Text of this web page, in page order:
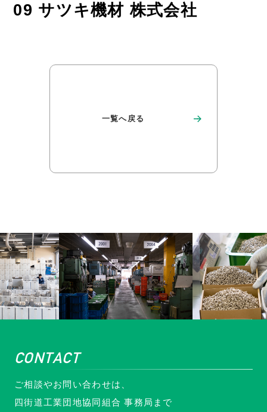
09 サツキ機材 株式会社
一覧へ戻る
CONTACT
ご相談やお問い合わせは、
四街道工業団地協同組合 事務局まで